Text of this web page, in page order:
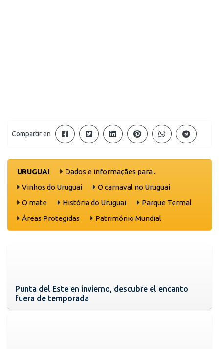
Compartir en
URUGUAI
Dados e informaçães para ..
Vinhos do Uruguai
O carnaval no Uruguai
O mate
História do Uruguai
Parque Termal
Áreas Protegidas
Património Mundial
Punta del Este en invierno, descubre el encanto
fuera de temporada